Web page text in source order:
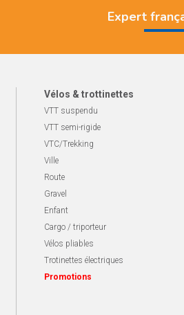
Expert
Vélos & trottinettes
VTT suspendu
VTT semi-rigide
VTC/Trekking
Ville
Route
Gravel
Enfant
Cargo / triporteur
Vélos pliables
Trotinettes électriques
Promotions